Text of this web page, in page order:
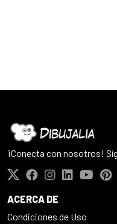
¡Conecta con nosotros!
ACERCA DE
Condiciones de Uso